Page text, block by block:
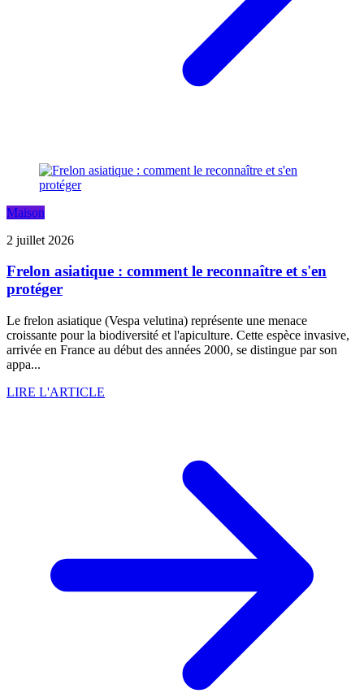
Maison
2 juillet 2026
Frelon asiatique : comment le reconnaître et s'en
protéger
Le frelon asiatique (Vespa velutina) représente une menace
croissante pour la biodiversité et l'apiculture. Cette espèce invasive,
arrivée en France au début des années 2000, se distingue par son
appa...
LIRE L'ARTICLE